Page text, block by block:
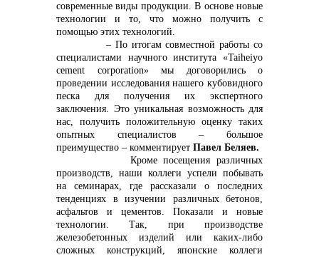
современные виды продукции. В основе новые
технологии и то, что можно получить с
помощью этих технологий.
– По итогам совместной работы со
специалистами научного института «Taiheiyo
cement corporation» мы договорились о
проведении исследования нашего кубовидного
песка для получения их экспертного
заключения. Это уникальная возможность для
нас, получить положительную оценку таких
опытных специалистов – большое
преимущество – комментирует Павел Беляев.
Кроме посещения различных
производств, наши коллеги успели побывать
на семинарах, где рассказали о последних
тенденциях в изучении различных бетонов,
асфальтов и цементов. Показали и новые
технологии. Так, при производстве
железобетонных изделий или каких-либо
сложных конструкций, японские коллеги